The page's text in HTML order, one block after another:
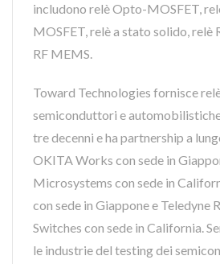
includono relè Opto-MOSFET,
MOSFET, relè a stato solido, relè
RF MEMS.
Toward Technologies fornisce
semiconduttori e
tre decenni e ha partnership a
OKITA Works con sede in
Microsystems con sede in
con sede in Giappone e Teledyne
Switches con sede in California.
le industrie del testing dei